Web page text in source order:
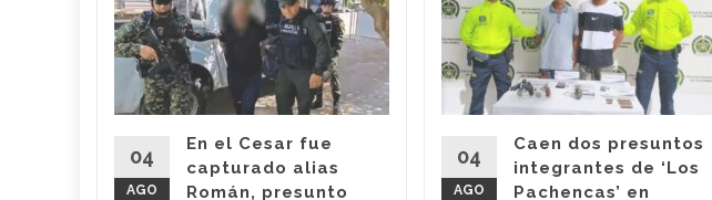
04
AGO
En el Cesar fue
capturado alias
Román, presunto
04
AGO
Caen dos presuntos
integrantes de ‘Los
Pachencas’ en